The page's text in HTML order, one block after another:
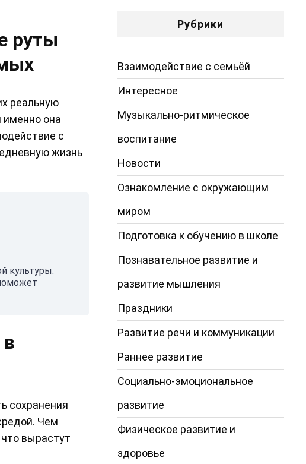
руты
реальную
именно она
с
жизнь
культуры.
сохранения
Чем
вырастут
Рубрики
Взаимодействие с семьёй
Интересное
Музыкально-ритмическое
воспитание
Новости
Ознакомление с окружающим
миром
Подготовка к обучению в школе
Познавательное развитие и
развитие мышления
Праздники
Развитие речи и коммуникации
Раннее развитие
Социально-эмоциональное
развитие
Физическое развитие и
здоровье